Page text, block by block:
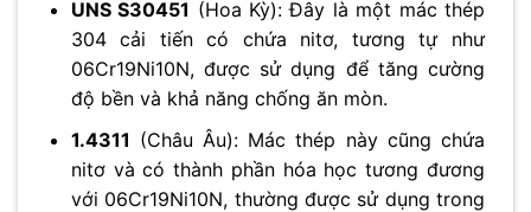
UNS S30451 (Hoa Kỳ): Đây là một mác thép
304 cải tiến có chứa nitơ, tương tự như
06Cr19Ni10N, được sử dụng để tăng cường
độ bền và khả năng chống ăn mòn.
1.4311 (Châu Âu): Mác thép này cũng chứa
nitơ và có thành phần hóa học tương đương
với 06Cr19Ni10N, thường được sử dụng trong